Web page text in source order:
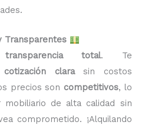
Transparentes
transparencia total. Te
cotización clarasin costos
precios son competitivos, lo
de alta calidad sin
comprometido. ¡Alquilando